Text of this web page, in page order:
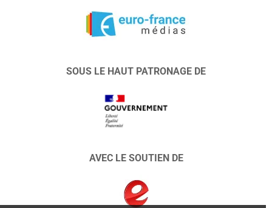
SOUS LE HAUT PATRONAGE DE
AVEC LE SOUTIEN DE